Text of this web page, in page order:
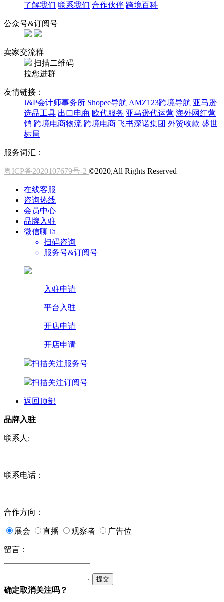
了解我们 联系我们 合作伙伴 跨境百科
公众号&订阅号
卖家交流群
扫描二维码
拉您进群
友情链接：
J&P会计师事务所 Shopee导航 AMZ123跨境导航 亚马逊
选品工具 出口电商 欧代服务 亚马逊代运营 海外网红营
销 跨境电商物流 跨境电商 飞书深诺集团 外贸收款 盛世
标局
服务词汇：
粤ICP备2020107679号-2 ©2020,All Rights Reserved
在线客服
咨询热线
会员中心
品牌入驻
微信聊Ta
扫码咨询
服务号&订阅号
入驻申请
平台入驻
开店申请
开店申请
扫描关注服务号
扫描关注订阅号
返回顶部
品牌入驻
联系人:
联系电话：
合作方向：
展会 直播 观察者 广告位
留言：
确定取消关注吗？